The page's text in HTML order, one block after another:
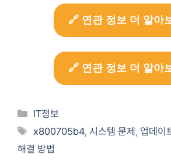
🔗 연관 정보 더 알아
🔗 연관 정보 더 알아
Categories
IT정보
Tags
x800705b4,시스템 문제 ,업데이
해결 방법